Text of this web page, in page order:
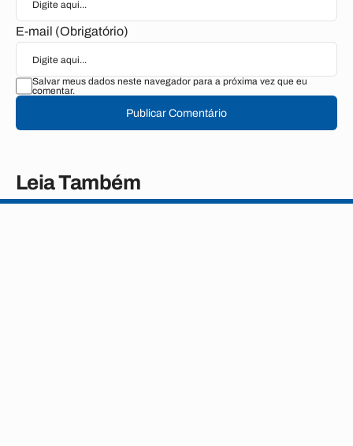
E-mail (Obrigatório)
Salvar meus dados neste navegador para a próxima vez que eu
comentar.
Publicar Comentário
Leia Também